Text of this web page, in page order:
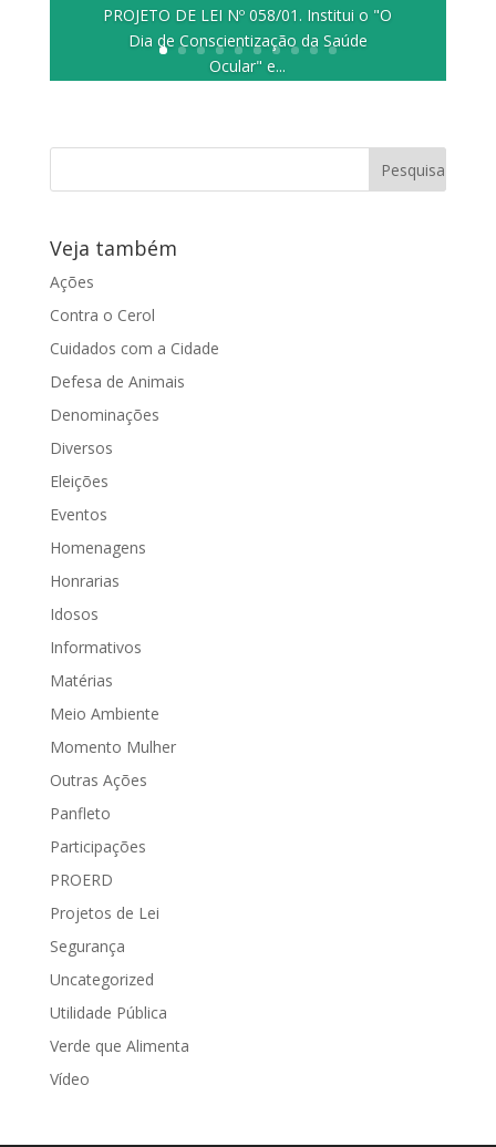
PROJETO DE LEI Nº 058/01. Institui o "O
Dia de Conscientização da Saúde
Ocular" e...
Veja também
Ações
Contra o Cerol
Cuidados com a Cidade
Defesa de Animais
Denominações
Diversos
Eleições
Eventos
Homenagens
Honrarias
Idosos
Informativos
Matérias
Meio Ambiente
Momento Mulher
Outras Ações
Panfleto
Participações
PROERD
Projetos de Lei
Segurança
Uncategorized
Utilidade Pública
Verde que Alimenta
Vídeo